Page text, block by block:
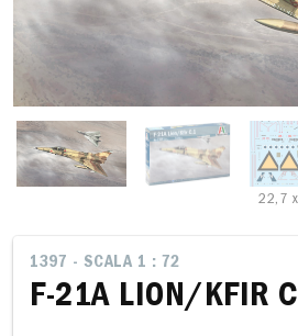
22,7
1397 - SCALA 1 : 72
F-21A LION/KFIR